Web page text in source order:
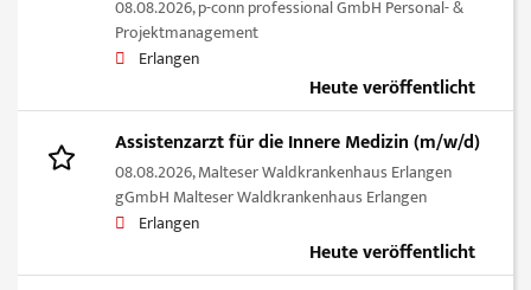
08.08.2026,p-conn professional GmbH Personal- &
Projektmanagement
Erlangen
Heute veröffentlicht
Assistenzarzt für die Innere Medizin (m/w/d)
08.08.2026,Malteser Waldkrankenhaus Erlangen
gGmbH Malteser Waldkrankenhaus Erlangen
Erlangen
Heute veröffentlicht